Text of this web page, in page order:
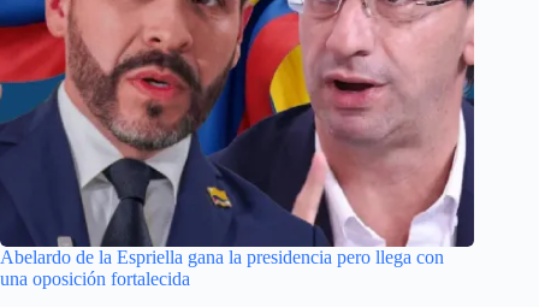
Abelardo de la Espriella gana la presidencia pero llega con
una oposición fortalecida